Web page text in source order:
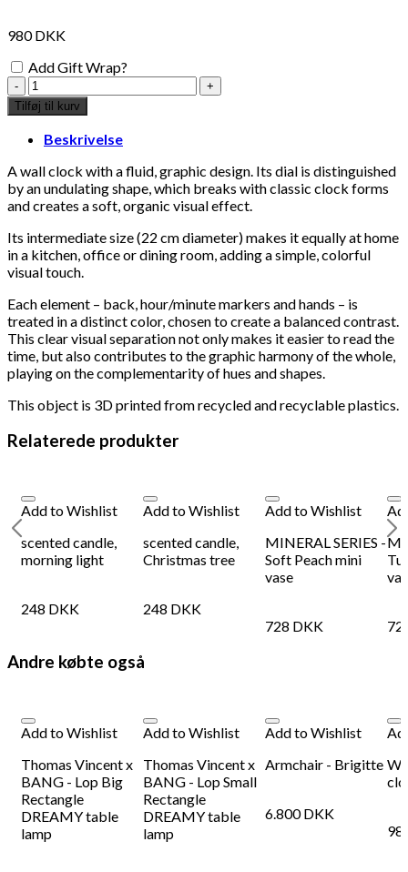
980DKK
Add Gift Wrap?
Warren
&
Laetitia
clock
blue
antal
Tilføj til kurv
Beskrivelse
A wall clock with a fluid, graphic design. Its dial is distinguished
by an undulating shape, which breaks with classic clock forms
and creates a soft, organic visual effect.
Its intermediate size (22 cm diameter) makes it equally at home
in a kitchen, office or dining room, adding a simple, colorful
visual touch.
Each element – back, hour/minute markers and hands – is
treated in a distinct color, chosen to create a balanced contrast.
This clear visual separation not only makes it easier to read the
time, but also contributes to the graphic harmony of the whole,
playing on the complementarity of hues and shapes.
This object is 3D printed from recycled and recyclable plastics.
Relaterede produkter
Add to Wishlist
scented candle,
morning light
248 DKK
Add to Wishlist
scented candle,
Christmas tree
248 DKK
Add to Wishlist
MINERAL SERIES -
Soft Peach mini
vase
728 DKK
Andre købte også
Add to Wishlist
Thomas Vincent x
BANG - Lop Big
Rectangle
DREAMY table
lamp
Add to Wishlist
Thomas Vincent x
BANG - Lop Small
Rectangle
DREAMY table
lamp
Add to Wishlist
Armchair - Brigitte
6.800DKK